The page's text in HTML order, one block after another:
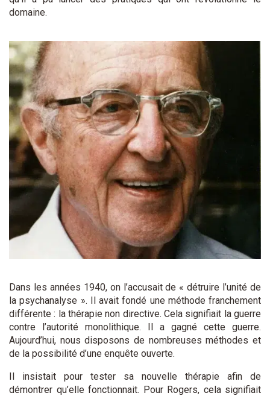
domaine.
Dans les années 1940, on l’accusait de « détruire l’unité de
la psychanalyse ». Il avait fondé une méthode franchement
différente : la thérapie non directive. Cela signifiait la guerre
contre l’autorité monolithique. Il a gagné cette guerre.
Aujourd’hui, nous disposons de nombreuses méthodes et
de la possibilité d’une enquête ouverte.
Il insistait pour tester sa nouvelle thérapie afin de
démontrer qu’elle fonctionnait. Pour Rogers, cela signifiait